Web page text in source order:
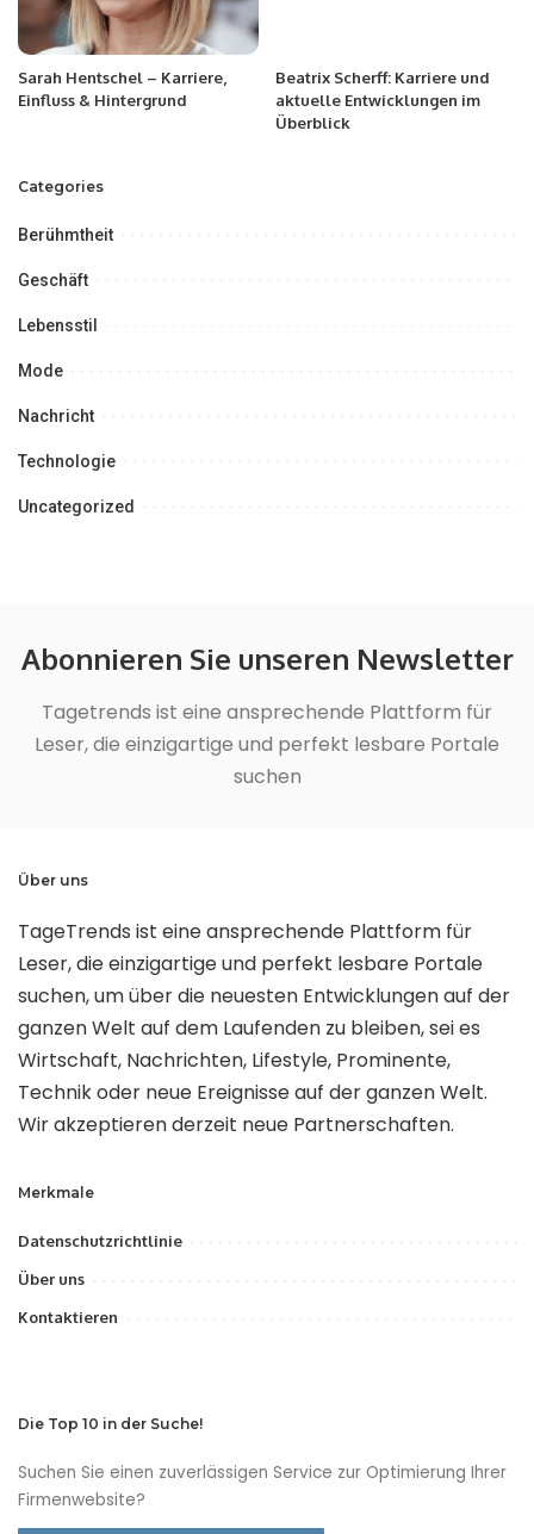
Sarah Hentschel – Karriere,
Einfluss & Hintergrund
Beatrix Scherff: Karriere und
aktuelle Entwicklungen im
Überblick
Categories
Berühmtheit
Geschäft
Lebensstil
Mode
Nachricht
Technologie
Uncategorized
Abonnieren Sie unseren Newsletter
Tagetrends ist eine ansprechende Plattform für
Leser, die einzigartige und perfekt lesbare Portale
suchen
Über uns
TageTrends ist eine ansprechende Plattform für
Leser, die einzigartige und perfekt lesbare Portale
suchen, um über die neuesten Entwicklungen auf der
ganzen Welt auf dem Laufenden zu bleiben, sei es
Wirtschaft, Nachrichten, Lifestyle, Prominente,
Technik oder neue Ereignisse auf der ganzen Welt.
Wir akzeptieren derzeit neue Partnerschaften.
Merkmale
Datenschutzrichtlinie
Über uns
Kontaktieren
Die Top 10 in der Suche!
Suchen Sie einen zuverlässigen Service zur Optimierung Ihrer
Firmenwebsite?